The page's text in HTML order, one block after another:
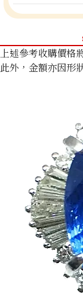
上述參考收購價格
此外，金額亦因形